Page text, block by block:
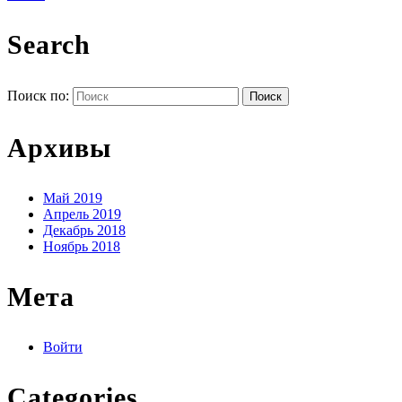
Search
Поиск по:
Архивы
Май 2019
Апрель 2019
Декабрь 2018
Ноябрь 2018
Мета
Войти